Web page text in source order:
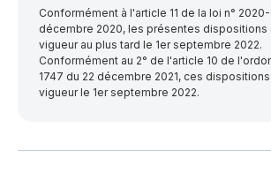
Conformément à l'article 11 de la loi n°
décembre 2020, les présentes dispositions
vigueur au plus tard le 1er septembre 2022.
Conformément au 2° de l'article 10 de
1747 du 22 décembre 2021, ces
vigueur le 1er septembre 2022.